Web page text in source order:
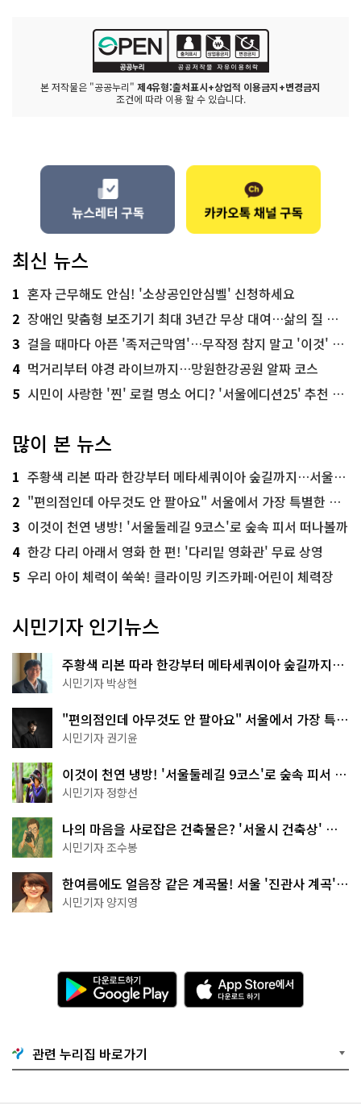
본 저작물은 "공공누리" 제4유형:출처표시+상업적 이용금지+변경금지
조건에 따라 이용 할 수 있습니다.
최신 뉴스
1 혼자 근무해도 안심! '소상공인안심벨' 신청하세요
2 장애인 맞춤형 보조기기 최대 3년간 무상 대여…삶의 질 높인다
3 걸을 때마다 아픈 '족저근막염'…무작정 참지 말고 '이것' 해보세요!
4 먹거리부터 야경 라이브까지…망원한강공원 알짜 코스
5 시민이 사랑한 '찐' 로컬 명소 어디? '서울에디션25' 추천 코스
많이 본 뉴스
1 주황색 리본 따라 한강부터 메타세쿼이아 숲길까지…서울둘레길 15코스
2 "편의점인데 아무것도 안 팔아요" 서울에서 가장 특별한 편의점의 정체
3 이것이 천연 냉방! '서울둘레길 9코스'로 숲속 피서 떠나볼까
4 한강 다리 아래서 영화 한 편! '다리밑 영화관' 무료 상영
5 우리 아이 체력이 쑥쑥! 클라이밍 키즈카페·어린이 체력장
시민기자 인기뉴스
주황색 리본 따라 한강부터 메타세쿼이아 숲길까지…
서울둘레길 15코스
시민기자 박상현
"편의점인데 아무것도 안 팔아요" 서울에서 가장 특별
한 편의점의 정체
시민기자 권기윤
이것이 천연 냉방! '서울둘레길 9코스'로 숲속 피서 떠
나볼까
시민기자 정향선
나의 마음을 사로잡은 건축물은? '서울시 건축상' 수
상작 공개!
시민기자 조수봉
한여름에도 얼음장 같은 계곡물! 서울 '진관사 계곡'이
천국이네~
시민기자 양지영
다
운
로
기
G
o
g
A
p
p
e
서
관련 누리집 바로가기